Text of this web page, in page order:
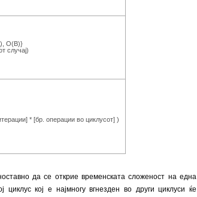
O(B)}
случај)
* [бр. операции во циклусот] )
да се открие временската сложеност на една
кој е најмногу вгнезден во други циклуси ќе